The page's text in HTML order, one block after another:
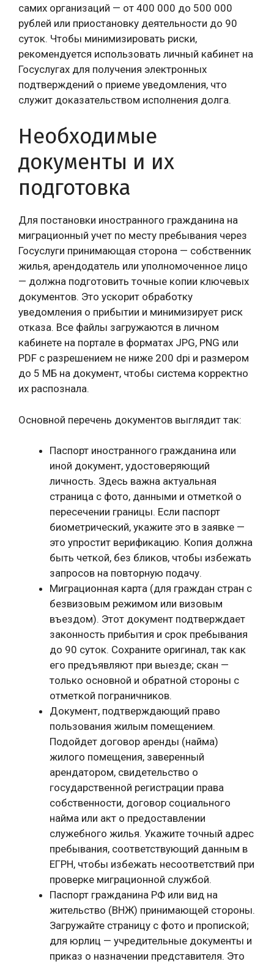
самих организаций — от 400 000 до 500 000
рублей или приостановку деятельности до 90
суток. Чтобы минимизировать риски,
рекомендуется использовать личный кабинет на
Госуслугах для получения электронных
подтверждений о приеме уведомления, что
служит доказательством исполнения долга.
Необходимые
документы и их
подготовка
Для постановки иностранного гражданина на
миграционный учет по месту пребывания через
Госуслуги принимающая сторона — собственник
жилья, арендодатель или уполномоченное лицо
— должна подготовить точные копии ключевых
документов. Это ускорит обработку
уведомления о прибытии и минимизирует риск
отказа. Все файлы загружаются в личном
кабинете на портале в форматах JPG, PNG или
PDF с разрешением не ниже 200 dpi и размером
до 5 МБ на документ, чтобы система корректно
их распознала.
Основной перечень документов выглядит так:
Паспорт иностранного гражданина или
иной документ, удостоверяющий
личность. Здесь важна актуальная
страница с фото, данными и отметкой о
пересечении границы. Если паспорт
биометрический, укажите это в заявке —
это упростит верификацию. Копия должна
быть четкой, без бликов, чтобы избежать
запросов на повторную подачу.
Миграционная карта (для граждан стран с
безвизовым режимом или визовым
въездом). Этот документ подтверждает
законность прибытия и срок пребывания
до 90 суток. Сохраните оригинал, так как
его предъявляют при выезде; скан —
только основной и обратной стороны с
отметкой пограничников.
Документ, подтверждающий право
пользования жилым помещением.
Подойдет договор аренды (найма)
жилого помещения, заверенный
арендатором, свидетельство о
государственной регистрации права
собственности, договор социального
найма или акт о предоставлении
служебного жилья. Укажите точный адрес
пребывания, соответствующий данным в
ЕГРН, чтобы избежать несоответствий при
проверке миграционной службой.
Паспорт гражданина РФ или вид на
жительство (ВНЖ) принимающей стороны.
Загружайте страницу с фото и пропиской;
для юрлиц — учредительные документы и
приказ о назначении представителя. Это